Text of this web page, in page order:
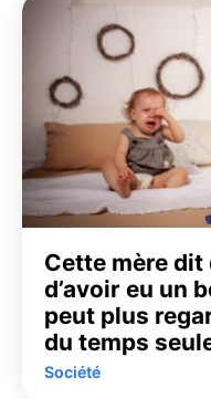
Cette mère dit
d’avoir eu un
peut plus
du temps
Société